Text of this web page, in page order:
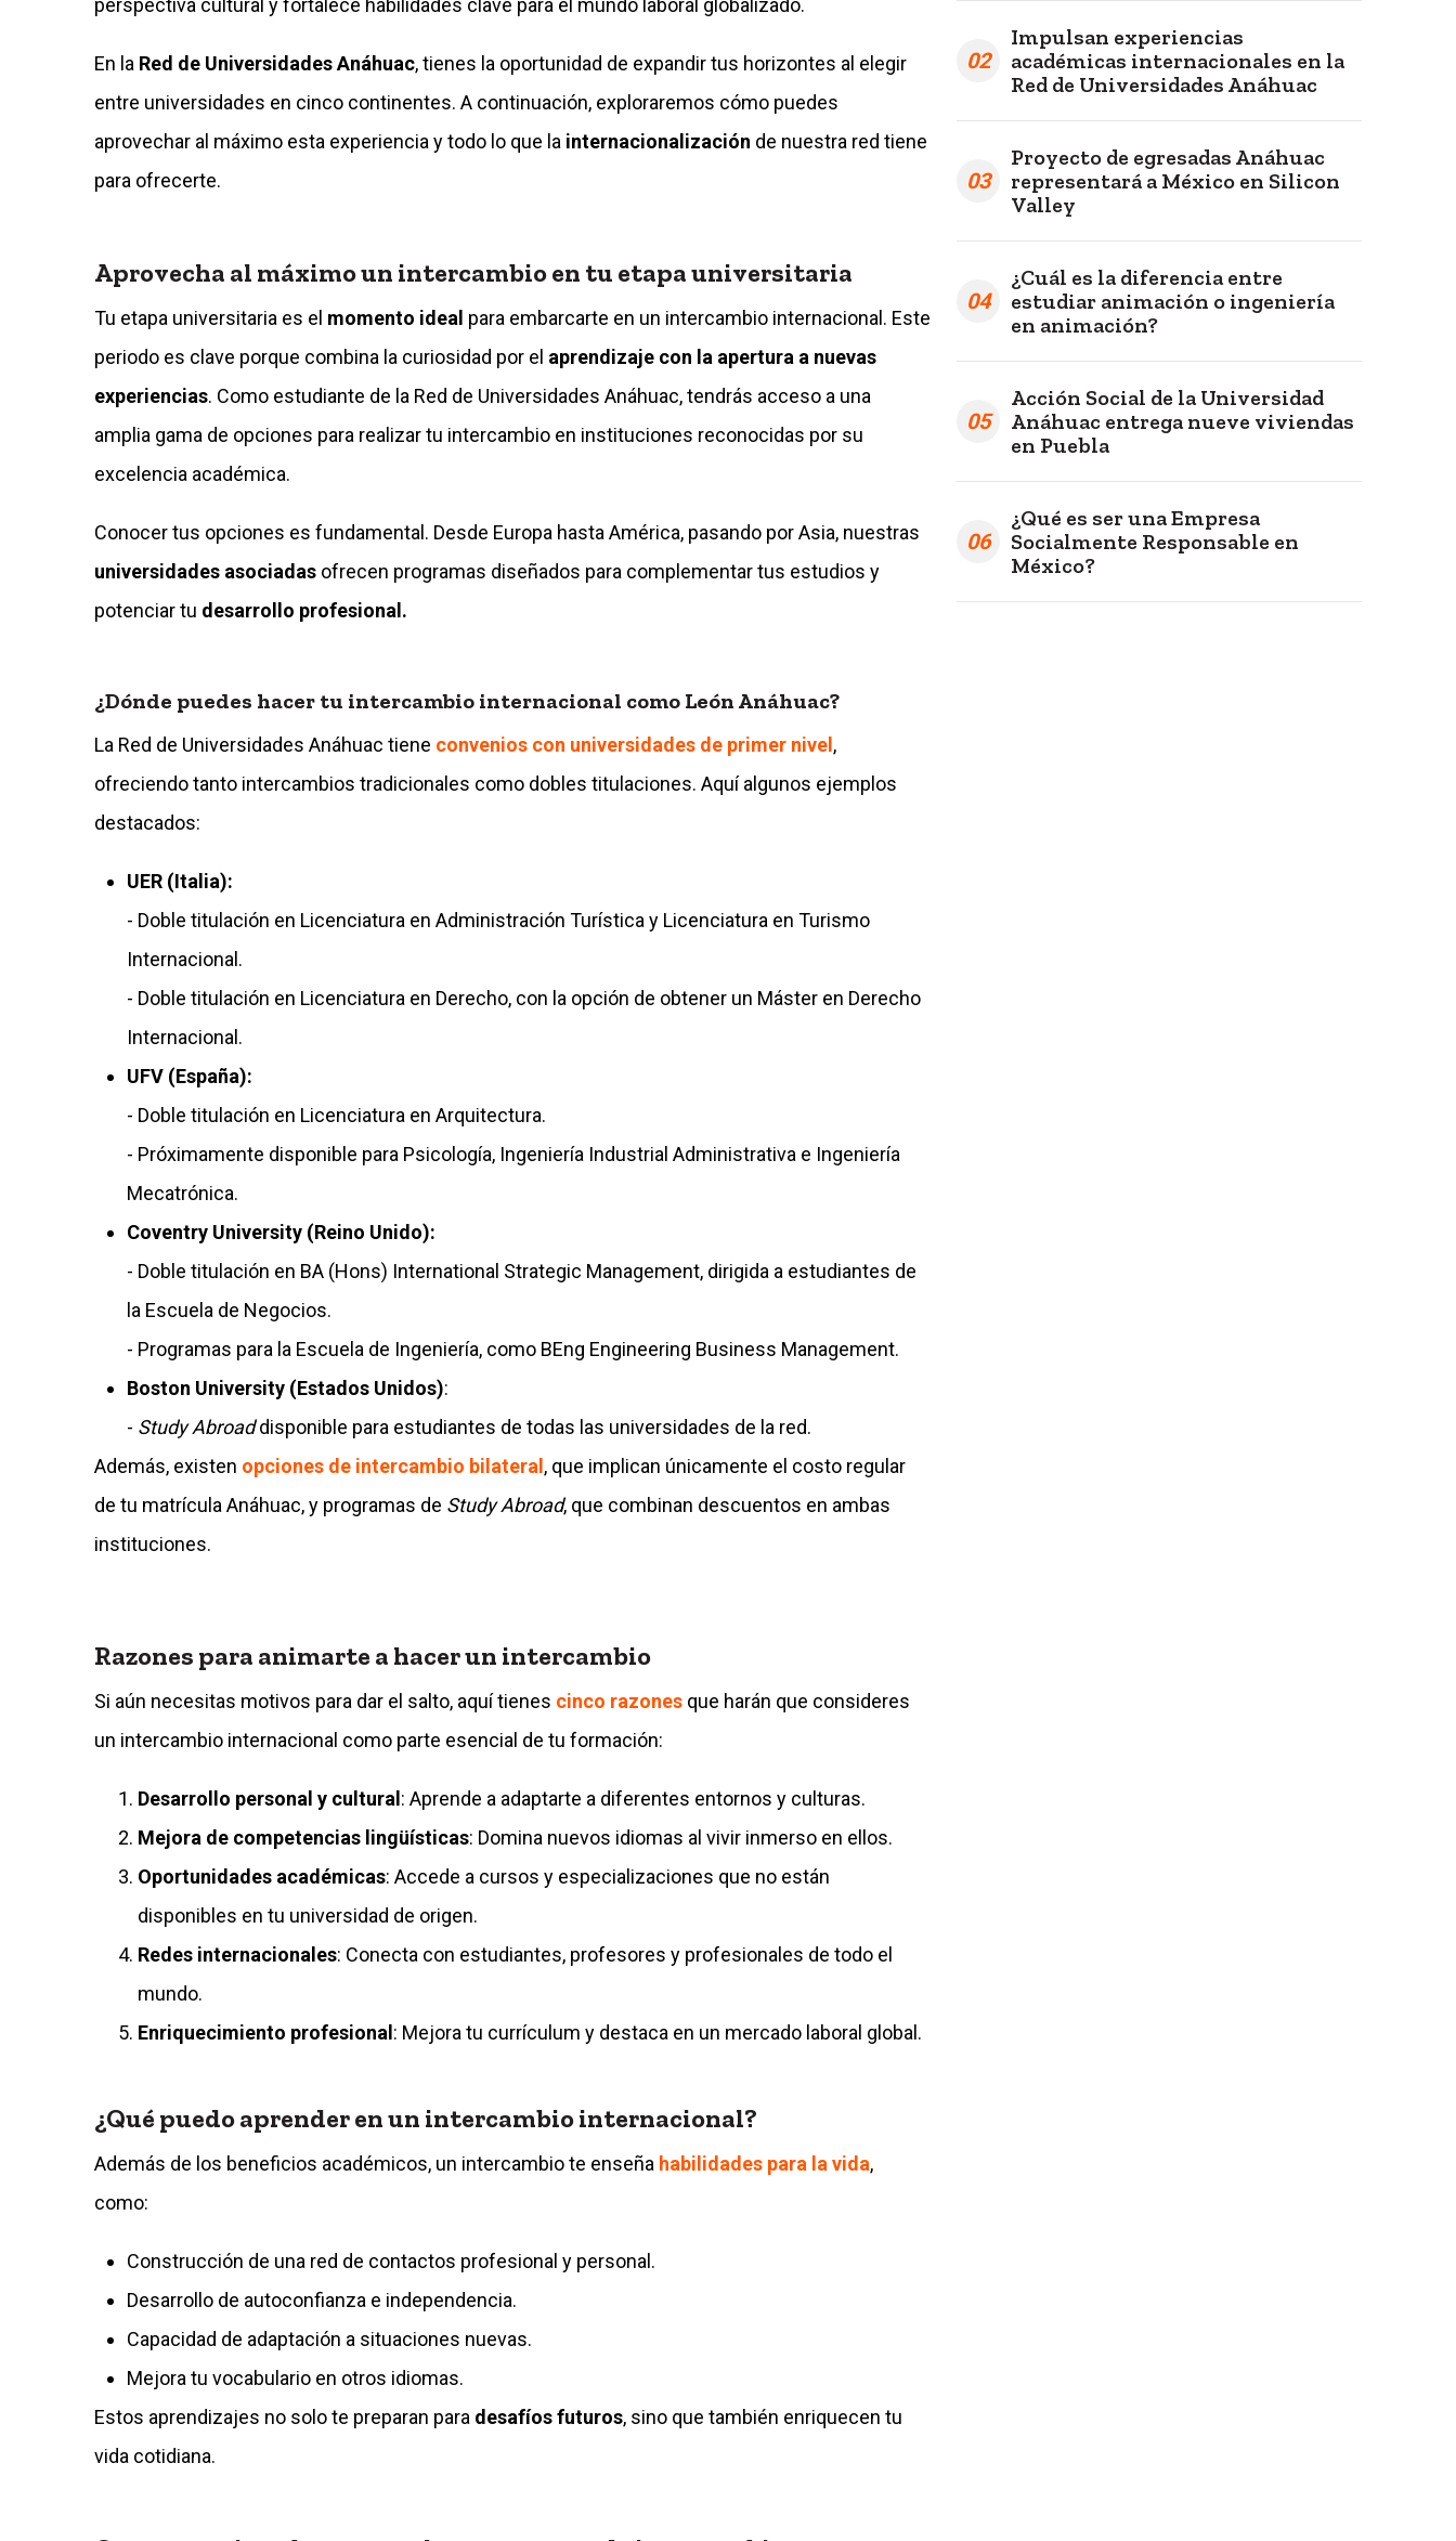
perspectiva cultural y fortalece habilidades clave para el mundo laboral globalizado.
En la Red de Universidades Anáhuac, tienes la oportunidad de expandir tus horizontes al elegir
entre universidades en cinco continentes. A continuación, exploraremos cómo puedes
aprovechar al máximo esta experiencia y todo lo que la internacionalización de nuestra red tiene
para ofrecerte.
Aprovecha al máximo un intercambio en tu etapa universitaria
Tu etapa universitaria es el momento ideal para embarcarte en un intercambio internacional. Este
periodo es clave porque combina la curiosidad por el aprendizaje con la apertura a nuevas
experiencias. Como estudiante de la Red de Universidades Anáhuac, tendrás acceso a una
amplia gama de opciones para realizar tu intercambio en instituciones reconocidas por su
excelencia académica.
Conocer tus opciones es fundamental. Desde Europa hasta América, pasando por Asia, nuestras
universidades asociadas ofrecen programas diseñados para complementar tus estudios y
potenciar tu desarrollo profesional.
¿Dónde puedes hacer tu intercambio internacional como León Anáhuac?
La Red de Universidades Anáhuac tiene convenios con universidades de primer nivel,
ofreciendo tanto intercambios tradicionales como dobles titulaciones. Aquí algunos ejemplos
destacados:
UER (Italia):
- Doble titulación en Licenciatura en Administración Turística y Licenciatura en Turismo
Internacional.
- Doble titulación en Licenciatura en Derecho, con la opción de obtener un Máster en Derecho
Internacional.
UFV (España):
- Doble titulación en Licenciatura en Arquitectura.
- Próximamente disponible para Psicología, Ingeniería Industrial Administrativa e Ingeniería
Mecatrónica.
Coventry University (Reino Unido):
- Doble titulación en BA (Hons) International Strategic Management, dirigida a estudiantes de
la Escuela de Negocios.
- Programas para la Escuela de Ingeniería, como BEng Engineering Business Management.
Boston University (Estados Unidos):
- Study Abroaddisponible para estudiantes de todas las universidades de la red.
Además, existen opciones de intercambio bilateral, que implican únicamente el costo regular
de tu matrícula Anáhuac, y programas de Study Abroad, que combinan descuentos en ambas
instituciones.
Razones para animarte a hacer un intercambio
Si aún necesitas motivos para dar el salto, aquí tienes cinco razones que harán que consideres
un intercambio internacional como parte esencial de tu formación:
Desarrollo personal y cultural : Aprende a adaptarte a diferentes entornos y culturas.
Mejora de competencias lingüísticas: Domina nuevos idiomas al vivir inmerso en ellos.
Oportunidades académicas: Accede a cursos y especializaciones que no están
disponibles en tu universidad de origen.
Redes internacionales: Conecta con estudiantes, profesores y profesionales de todo el
mundo.
Enriquecimiento profesional : Mejora tu currículum y destaca en un mercado laboral global.
¿Qué puedo aprender en un intercambio internacional?
Además de los beneficios académicos, un intercambio te enseña habilidades para la vida,
como:
Construcción de una red de contactos profesional y personal.
Desarrollo de autoconfianza e independencia.
Capacidad de adaptación a situaciones nuevas.
Mejora tu vocabulario en otros idiomas.
Estos aprendizajes no solo te preparan para desafíos futuros, sino que también enriquecen tu
vida cotidiana.
02
Impulsan experiencias
académicas internacionales en la
Red de Universidades Anáhuac
03
Proyecto de egresadas Anáhuac
representará a México en Silicon
Valley
04
¿Cuál es la diferencia entre
estudiar animación o ingeniería
en animación?
05
Acción Social de la Universidad
Anáhuac entrega nueve viviendas
en Puebla
06
¿Qué es ser una Empresa
Socialmente Responsable en
México?